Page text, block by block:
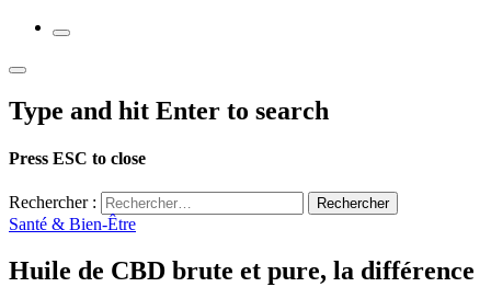
Type and hit Enter to search
Press ESC to close
Rechercher :
Santé & Bien-Être
Huile de CBD brute et pure, la différence